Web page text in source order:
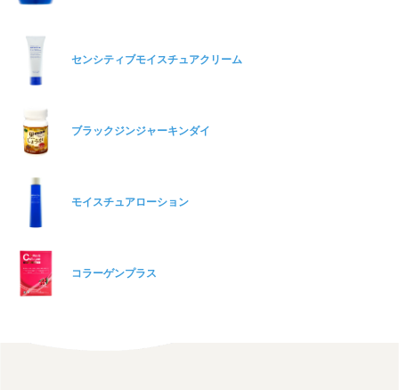
センシティブモイスチュアクリーム
ブラックジンジャーキンダイ
モイスチュアローション
コラーゲンプラス